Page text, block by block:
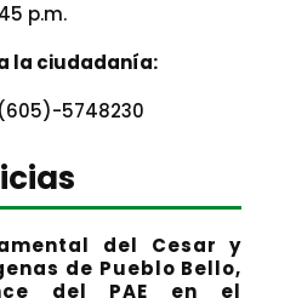
p.m.
la ciudadanía:
5748230
del Cesar y
de Pueblo Bello,
del PAE en el